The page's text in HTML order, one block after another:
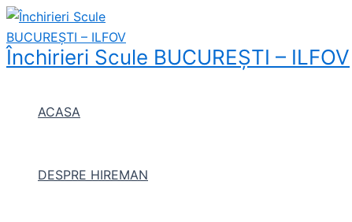
Skip
to
content
Închirieri Scule BUCUREŞTI – ILFOV
ACASA
DESPRE HIREMAN